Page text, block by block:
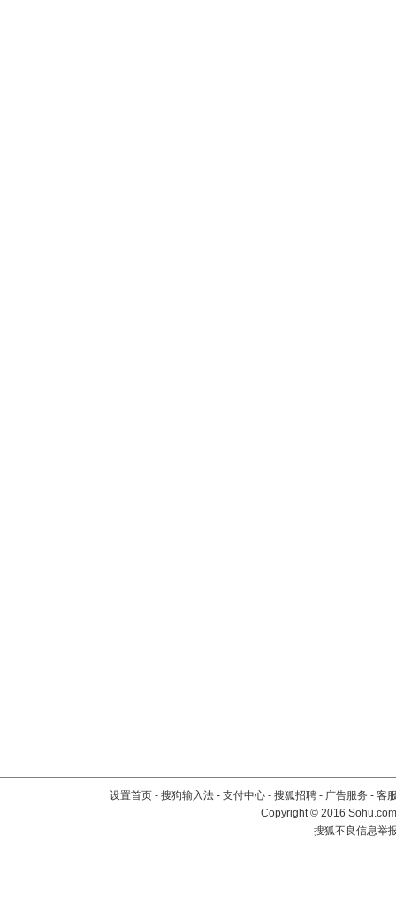
设置首页 - 搜狗输入法 - 支付中心 - 搜狐招聘 - 广告服务 - 客
Copyright©2016
搜狐不良信息举